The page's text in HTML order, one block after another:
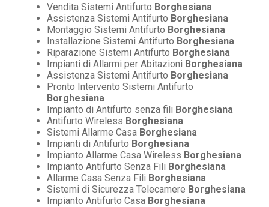
Vendita Sistemi Antifurto Borghesiana
Assistenza Sistemi Antifurto Borghesiana
Montaggio Sistemi Antifurto Borghesiana
Installazione Sistemi Antifurto Borghesiana
Riparazione Sistemi Antifurto Borghesiana
Impianti di Allarmi per Abitazioni Borghesiana
Assistenza Sistemi Antifurto Borghesiana
Pronto Intervento Sistemi Antifurto
Borghesiana
Impianto di Antifurto senza fili Borghesiana
Antifurto Wireless Borghesiana
Sistemi Allarme Casa Borghesiana
Impianti di Antifurto Borghesiana
Impianto Allarme Casa Wireless Borghesiana
Impianto Antifurto Senza Fili Borghesiana
Allarme Casa Senza Fili Borghesiana
Sistemi di Sicurezza Telecamere Borghesiana
Impianto Antifurto Casa Borghesiana